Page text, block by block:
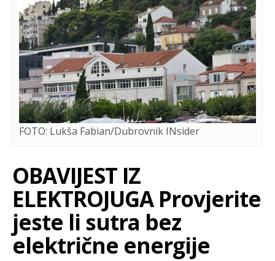
FOTO: Lukša Fabian/Dubrovnik INsider
OBAVIJEST IZ
ELEKTROJUGA Provjerite
jeste li sutra bez
električne energije